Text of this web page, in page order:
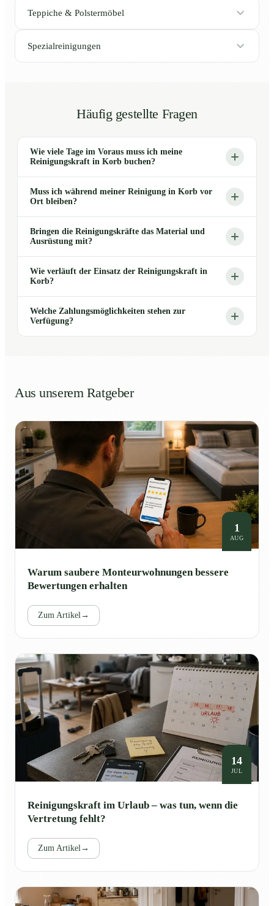
Teppiche & Polstermöbel
Spezialreinigungen
Häufig gestellte Fragen
Wie viele Tage im Voraus muss ich meine
Reinigungskraft in Korb buchen?
Muss ich während meiner Reinigung in Korb vor
Ort bleiben?
Bringen die Reinigungskräfte das Material und
Ausrüstung mit?
Wie verläuft der Einsatz der Reinigungskraft in
Korb?
Welche Zahlungsmöglichkeiten stehen zur
Verfügung?
Aus unserem Ratgeber
1
AUG
Warum saubere Monteurwohnungen bessere
Bewertungen erhalten
Zum Artikel→
14
JUL
Reinigungskraft im Urlaub – was tun, wenn die
Vertretung fehlt?
Zum Artikel→